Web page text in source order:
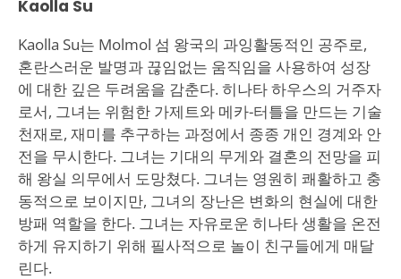
Kaolla Su
Kaolla Su는 Molmol 섬 왕국의 과잉활동적인 공주로,
혼란스러운 발명과 끊임없는 움직임을 사용하여 성장
에 대한 깊은 두려움을 감춘다. 히나타 하우스의 거주자
로서, 그녀는 위험한 가제트와 메카-터틀을 만드는 기술
천재로, 재미를 추구하는 과정에서 종종 개인 경계와 안
전을 무시한다. 그녀는 기대의 무게와 결혼의 전망을 피
해 왕실 의무에서 도망쳤다. 그녀는 영원히 쾌활하고 충
동적으로 보이지만, 그녀의 장난은 변화의 현실에 대한
방패 역할을 한다. 그녀는 자유로운 히나타 생활을 온전
하게 유지하기 위해 필사적으로 놀이 친구들에게 매달
린다.